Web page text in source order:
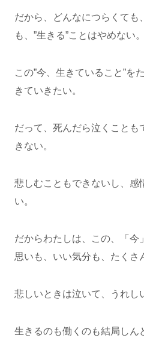
だから、どんなにつらくても
も、”生きる”ことはやめない。
この”今、生きていること”を
きていきたい。
だって、死んだら泣くことも
きない。
悲しむこともできないし、感
い。
だからわたしは、この、「今
思いも、いい気分も、たくさ
悲しいときは泣いて、うれし
生きるのも働くのも結局しん